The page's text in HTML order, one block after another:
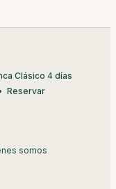
Clásico 4 días
Reservar
somos